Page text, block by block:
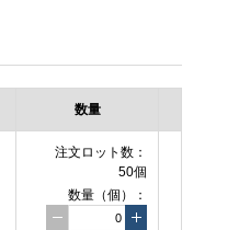
数量
注文ロット数：
50個
数量（個）：